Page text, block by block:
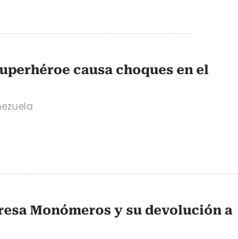
causa choques en el
Monómeros y su devolución a